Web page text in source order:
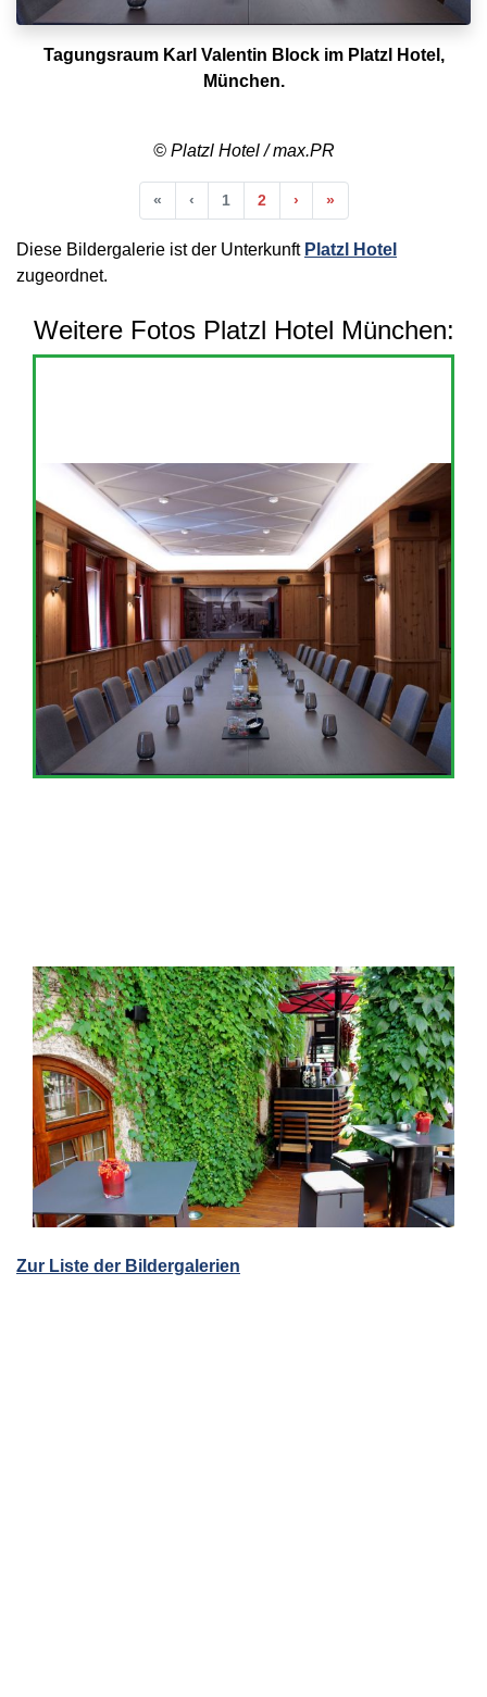
Tagungsraum Karl Valentin Block im Platzl Hotel,
München.
© Platzl Hotel / max.PR
«Anfang
‹Vorherige
1 2 ›Nächste
»Ende
Diese Bildergalerie ist der Unterkunft Platzl Hotel
zugeordnet.
Weitere Fotos Platzl Hotel München:
Zur Liste der Bildergalerien